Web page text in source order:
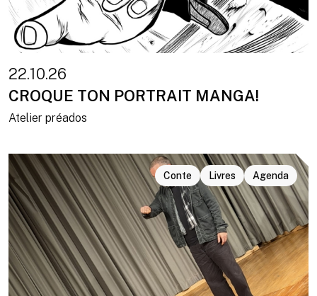
22.10.26
CROQUE TON PORTRAIT MANGA!
Atelier préados
Conte Livres Agenda